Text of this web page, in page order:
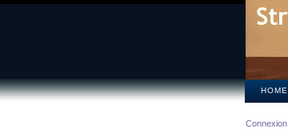
HOME
Connexion